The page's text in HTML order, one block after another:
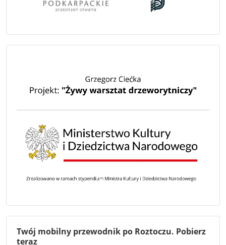
Twój mobilny przewodnik po Roztoczu. Pobierz
teraz